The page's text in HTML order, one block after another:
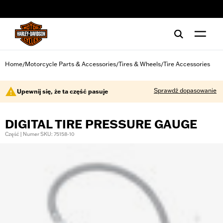
Home/Motorcycle Parts & Accessories/Tires & Wheels/Tire Accessories
Upewnij się, że ta część pasuje Sprawdź dopasowanie
DIGITAL TIRE PRESSURE GAUGE
Część | Numer SKU: 75158-10